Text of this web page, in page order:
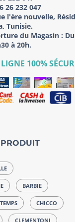
26 232 047
l'ère nouvelle,
Tunisie.
du Magasin :
à 20h.
100%
BARBIE
CHICCO
CLEMENTONI